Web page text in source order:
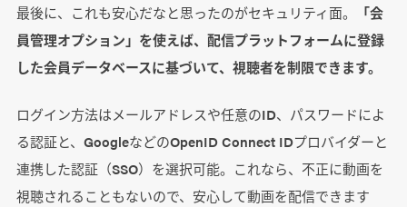
最後に、これも安心だなと思ったのがセキュリティ面。
「会
員管理オプション」を使えば、配信プラットフォームに登録
した会員データベースに基づいて、視聴者を制限できます。
ログイン方法はメールアドレスや任意のID、パスワードによ
る認証と、GoogleなどのOpenID Connect IDプロバイダーと
連携した認証（SSO）を選択可能。これなら、不正に動画を
視聴されることもないので、安心して動画を配信できます